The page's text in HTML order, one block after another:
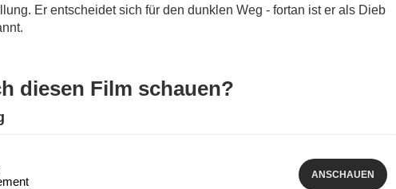
Er entscheidet sich für den dunklen Weg - fortan ist er als Dieb
diesen Film schauen?
ANSCHAUEN